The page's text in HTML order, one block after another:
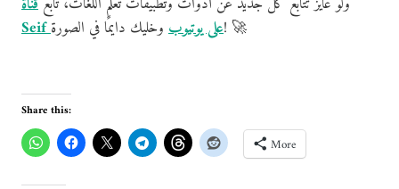
Seif على يوتيوبوخليك دايمًا في الصورة! 🚀
Share this:
More